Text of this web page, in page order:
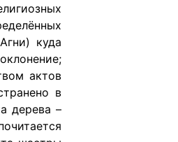
куда
актов
в
дерева –